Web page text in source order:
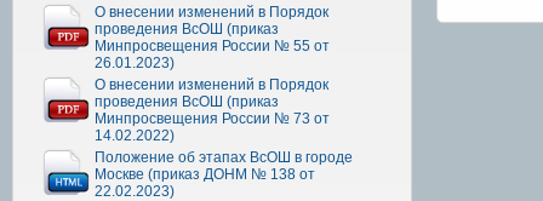
О внесении изменений в Порядок
проведения ВсОШ (приказ
Минпросвещения России № 55 от
26.01.2023)
О внесении изменений в Порядок
проведения ВсОШ (приказ
Минпросвещения России № 73 от
14.02.2022)
Положение об этапах ВсОШ в городе
Москве (приказ ДОНМ № 138 от
22.02.2023)